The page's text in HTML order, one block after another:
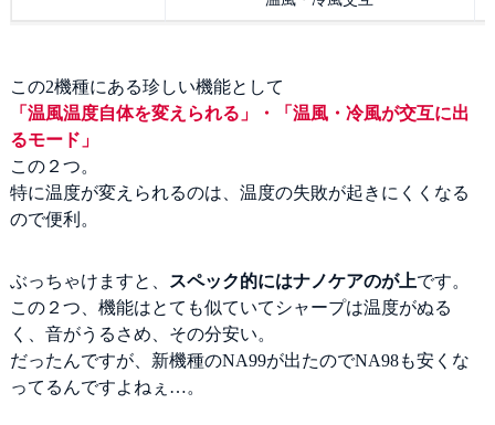
この2機種にある珍しい機能として
「温風温度自体を変えられる」・「温風・冷風が交互に出
るモード」
この２つ。
特に温度が変えられるのは、温度の失敗が起きにくくなる
ので便利。
ぶっちゃけますと、 スペック的にはナノケアのが上です。
この２つ、機能はとても似ていてシャープは温度がぬる
く、音がうるさめ、その分安い。
だったんですが、新機種のNA99が出たのでNA98も安くな
ってるんですよねぇ…。